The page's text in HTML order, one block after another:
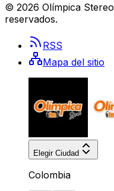
© 2026 Olímpica Stereo
reservados.
RSS
Mapa del sitio
Elegir Ciudad
Colombia